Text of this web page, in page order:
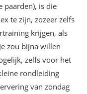
paarden), is die
te zijn, zozeer zelfs
krijgen, als
zou bijna willen
zelfs voor het
rondleiding
van zondag